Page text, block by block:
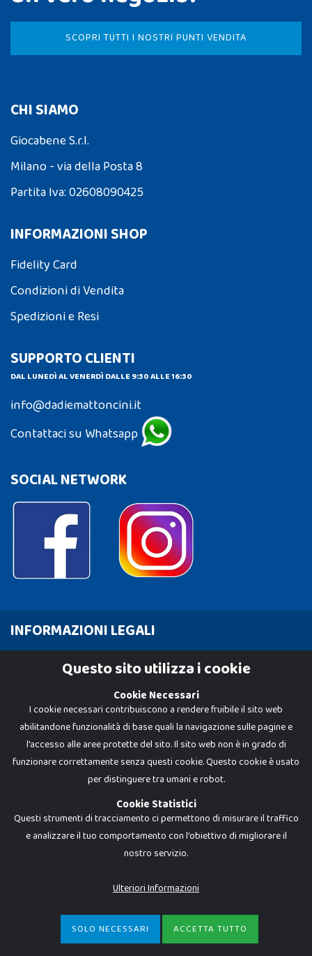
€79,99-ACQUISTA
SCOPRI TUTTI I NOSTRI PUNTI VENDITA
CHI SIAMO
Giocabene S.r.l.
Milano - via della Posta 8
Partita Iva: 02608090425
INFORMAZIONI SHOP
Fidelity Card
Condizioni di Vendita
Spedizioni e Resi
SUPPORTO CLIENTI
DAL LUNEDÌ AL VENERDÌ DALLE 9:30 ALLE 16:30
info@dadiemattoncini.it
Contattaci su Whatsapp
SOCIAL NETWORK
INFORMAZIONI LEGALI
Cookie Policy
Dadi e Mattoncini è un brand di Giocabene Srl. Ogni riproduzione o utilizzo non
I prezzi e le promozioni pubblicate potrebbero differire da quanto esposto in
P.IVA 02608090425 - REA AN201199 - C.S. 10.000 i.v.
Questo sito utilizza i cookie
Cookie Necessari
I cookie necessari contribuiscono a rendere fruibile il sito web
abilitandone funzionalità di base quali la navigazione sulle pagine e
l'accesso alle aree protette del sito. Il sito web non è in grado di
funzionare correttamente senza questi cookie. Questo cookie è usato
per distinguere tra umani e robot.
Cookie Statistici
Questi strumenti di tracciamento ci permettono di misurare il traffico
e analizzare il tuo comportamento con l'obiettivo di migliorare il
nostro servizio.
Ulteriori Informazioni
SOLO NECESSARI ACCETTA TUTTO